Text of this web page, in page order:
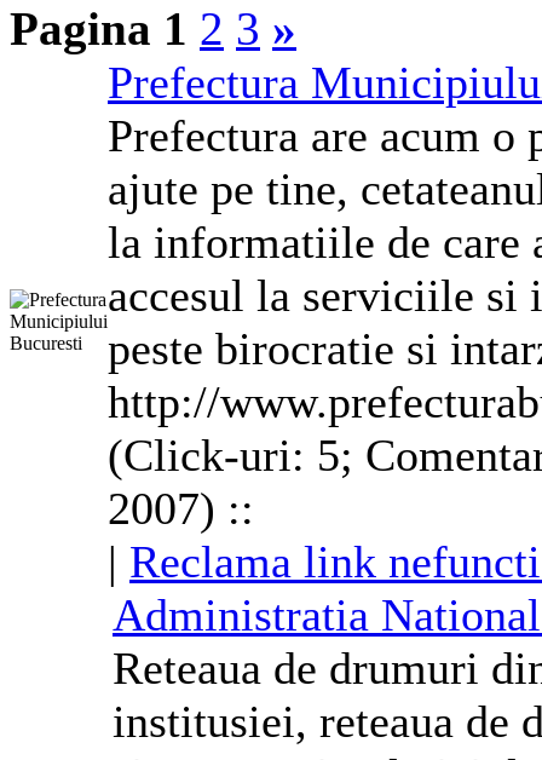
Pagina 1 2 3 »
Prefectura
Prefectura are acum o
ajute pe tine,
la informatiile de care
accesul la serviciile si
peste birocratie si
http://
(Click-uri: 5;
2007) ::
| Reclama link
Administratia
Reteaua de drumuri
institusiei, reteaua de